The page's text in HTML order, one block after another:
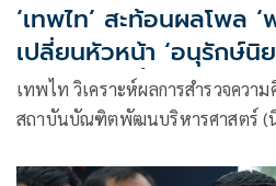
‘เทพไท’ สะท้อนผลโพล
เปลี่ยนหัวหน้า ‘อนุรักษ์นิ
ใหม่ สู้เลือกตั้งปี 2570
เทพไท วิเคราะห์ผลการสำรวจควา
สถาบันบัณฑิตพัฒนบริหารศาสตร์ (นิ